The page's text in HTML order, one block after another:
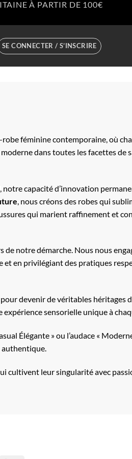
À PARTIR DE 100€
SE CONNECTER / S’INSCRIRE
féminine contemporaine, où
dans toutes les facettes de
notre capacité d’innovation
, nous créons des robes qui
qui marient raffinement et
notre démarche. Nous nous
et en privilégiant des pratiques
devenir de véritables héritages
sensorielle unique à
Élégante » ou l’audace «
authentique.
cultivent leur singularité avec